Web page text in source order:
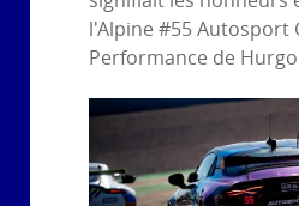
l'Alpine #55 Autosport
Performance de